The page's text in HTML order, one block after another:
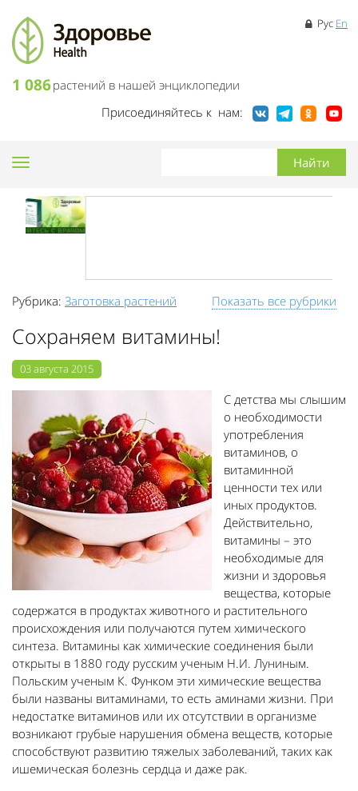
1 086растений в нашей энциклопедии
Рус En
Присоединяйтесь к нам:
Toggle
Рубрика: Заготовка растений Показать все рубрики
Сохраняем витамины!
03 августа 2015
С детства мы слышим
о необходимости
употребления
витаминов, о
витаминной
ценности тех или
иных продуктов.
Действительно,
витамины – это
необходимые для
жизни и здоровья
вещества, которые
содержатся в продуктах животного и растительного
происхождения или получаются путем химического
синтеза. Витамины как химические соединения были
открыты в 1880 году русским ученым Н.И. Луниным.
Польским ученым К. Функом эти химические вещества
были названы витаминами, то есть аминами жизни. При
недостатке витаминов или их отсутствии в организме
возникают грубые нарушения обмена веществ, которые
способствуют развитию тяжелых заболеваний, таких как
ишемическая болезнь сердца и даже рак.